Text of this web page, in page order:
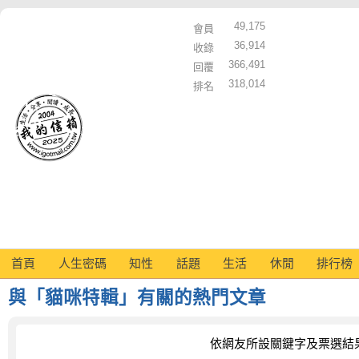
會員
49,175
收錄
36,914
回覆
366,491
排名
318,014
首頁 人生密碼 知性 話題 生活 休閒 排行榜
與「貓咪特輯」有關的熱門文章
依網友所設關鍵字及票選結